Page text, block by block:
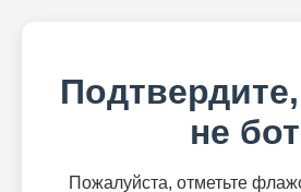
не бот
Пожалуйста, отметьте